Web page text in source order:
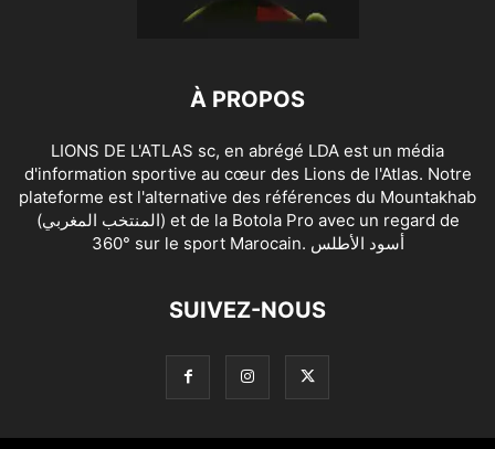
À PROPOS
LIONS DE L'ATLAS sc, en abrégé LDA est un média
d'information sportive au cœur des Lions de l'Atlas. Notre
plateforme est l'alternative des références du Mountakhab
(المنتخب المغربي) et de la Botola Pro avec un regard de
360° sur le sport Marocain. أسود الأطلس
SUIVEZ-NOUS